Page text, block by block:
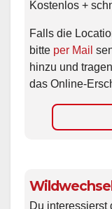
Kostenlos +
Falls die
bitte per Mail
hinzu und
das Online-
Du interessierst